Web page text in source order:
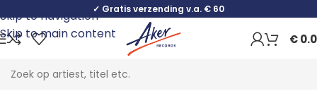
Skip to navigation
Skip to main content
✓ Gratis verzending v.a. € 60
€
Home Rock